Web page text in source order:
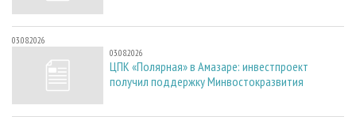
03.08.2026
03.08.2026
ЦПК «Полярная» в Амазаре: инвестпроект
получил поддержку Минвостокразвития